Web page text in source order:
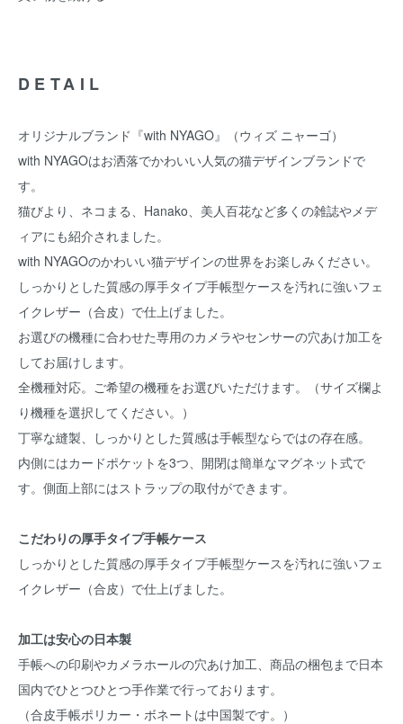
DETAIL
オリジナルブランド『with NYAGO』（ウィズ ニャーゴ）
with NYAGOはお洒落でかわいい人気の猫デザインブランドで
す。
猫びより、ネコまる、Hanako、美人百花など多くの雑誌やメデ
ィアにも紹介されました。
with NYAGOのかわいい猫デザインの世界をお楽しみください。
しっかりとした質感の厚手タイプ手帳型ケースを汚れに強いフェ
イクレザー（合皮）で仕上げました。
お選びの機種に合わせた専用のカメラやセンサーの穴あけ加工を
してお届けします。
全機種対応。ご希望の機種をお選びいただけます。（サイズ欄よ
り機種を選択してください。）
丁寧な縫製、しっかりとした質感は手帳型ならではの存在感。
内側にはカードポケットを3つ、開閉は簡単なマグネット式で
す。側面上部にはストラップの取付ができます。
こだわりの厚手タイプ手帳ケース
しっかりとした質感の厚手タイプ手帳型ケースを汚れに強いフェ
イクレザー（合皮）で仕上げました。
加工は安心の日本製
手帳への印刷やカメラホールの穴あけ加工、商品の梱包まで日本
国内でひとつひとつ手作業で行っております。
（合皮手帳ポリカー・ボネートは中国製です。）